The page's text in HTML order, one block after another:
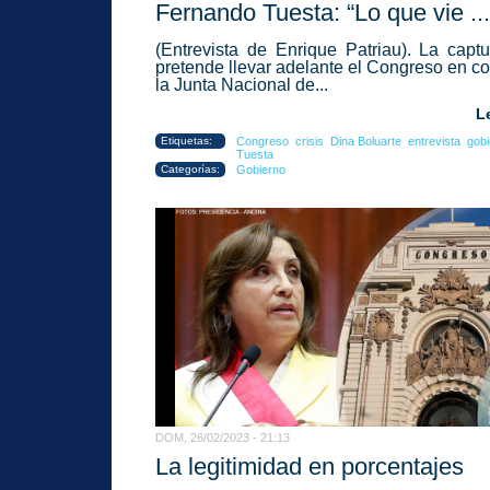
Fernando Tuesta: “Lo que vie ...
(Entrevista de Enrique Patriau). La
pretende llevar adelante el Congreso en
la Junta Nacional de...
Etiquetas: Congreso crisis Dina Boluarte entrevista
Tuesta
Categorías: Gobierno
DOM, 26/02/2023 - 21:13
La legitimidad en porcentajes